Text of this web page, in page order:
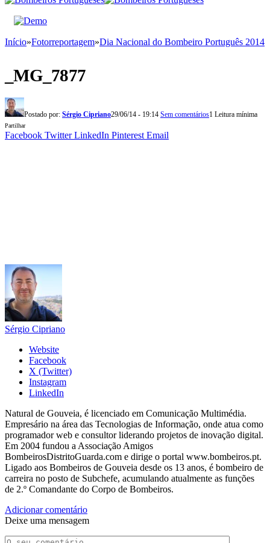
Início»Fotorreportagem»Dia Nacional do Bombeiro Português 2014
_MG_7877
Postado por: Sérgio Cipriano29/06/14 - 19:14 Sem comentários1 Leitura mínima
Partilhar
Facebook Twitter LinkedIn Pinterest Email
Sérgio Cipriano
Website
Facebook
X (Twitter)
Instagram
LinkedIn
Natural de Gouveia, é licenciado em Comunicação Multimédia.
Empresário na área das Tecnologias de Informação, onde atua como
programador web e consultor liderando projetos de inovação digital.
Em 2004 fundou a Associação Amigos
BombeirosDistritoGuarda.com e dirige o portal www.bombeiros.pt.
Ligado aos Bombeiros de Gouveia desde os 13 anos, é bombeiro de
carreira no posto de Subchefe, acumulando atualmente as funções
de 2.º Comandante do Corpo de Bombeiros.
Adicionar comentário
Deixe uma mensagem